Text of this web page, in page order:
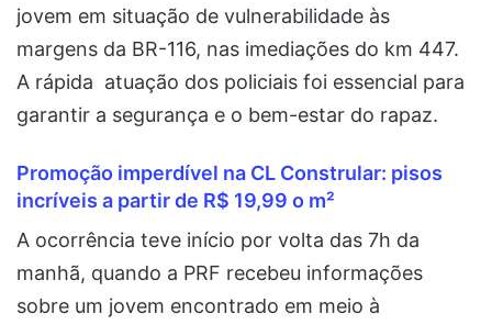
jovem em situação de vulnerabilidade às
margens da BR-116, nas imediações do km 447.
A rápida atuação dos policiais foi essencial para
garantir a segurança e o bem-estar do rapaz.
Promoção imperdível na CL Constrular: pisos
incríveis a partir de R$ 19,99 o m²
A ocorrência teve início por volta das 7h da
manhã, quando a PRF recebeu informações
sobre um jovem encontrado em meio à